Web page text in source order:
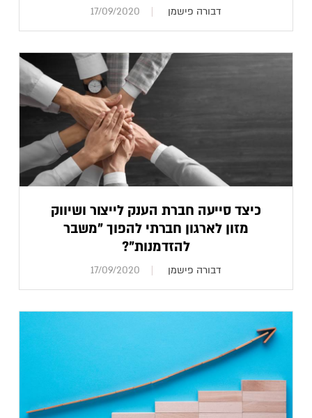
דבורה פישמן 17/09/2020
כיצד סייעה חברת הענק לייצור ושיווק
מזון לארגון חברתי להפוך "משבר
להזדמנות"?
דבורה פישמן 17/09/2020